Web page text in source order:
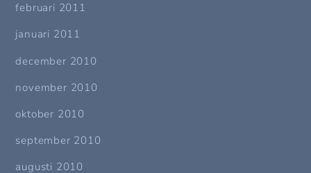
februari 2011
januari 2011
december 2010
november 2010
oktober 2010
september 2010
augusti 2010